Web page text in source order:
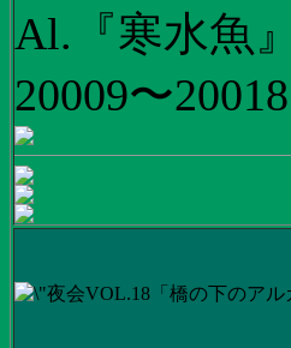
Al.『寒水魚
20009〜20018